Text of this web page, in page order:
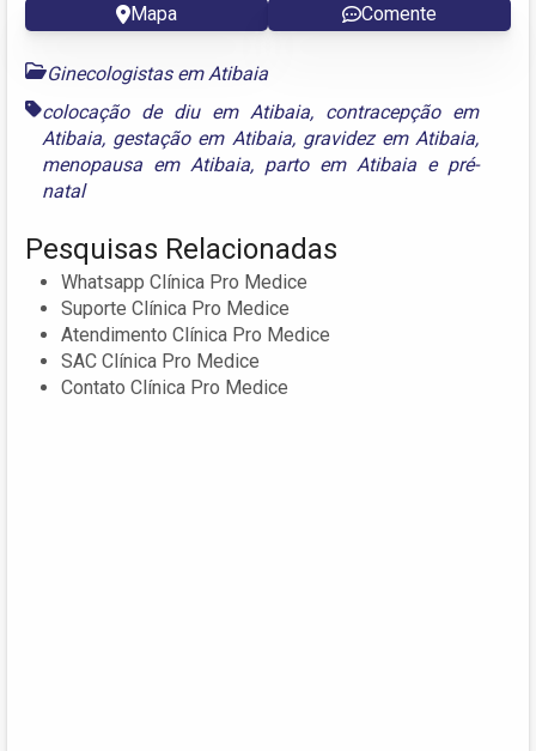
Mapa Comente
Ginecologistas em Atibaia
colocação de diu em Atibaia, contracepção em
Atibaia, gestação em Atibaia, gravidez em Atibaia,
menopausa em Atibaia, parto em Atibaia e pré-
natal
Pesquisas Relacionadas
Whatsapp Clínica Pro Medice
Suporte Clínica Pro Medice
Atendimento Clínica Pro Medice
SAC Clínica Pro Medice
Contato Clínica Pro Medice